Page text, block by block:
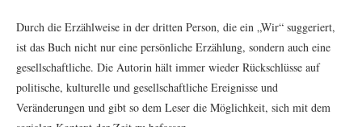
Durch die Erzählweise in der dritten Person, die ein „Wir“ suggeriert,
ist das Buch nicht nur eine persönliche Erzählung, sondern auch eine
gesellschaftliche. Die Autorin hält immer wieder Rückschlüsse auf
politische, kulturelle und gesellschaftliche Ereignisse und
Veränderungen und gibt so dem Leser die Möglichkeit, sich mit dem